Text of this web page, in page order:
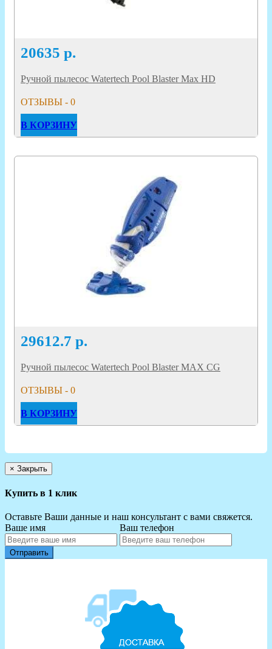
20635 р.
Ручной пылесос Watertech Pool Blaster Max HD
ОТЗЫВЫ - 0
В КОРЗИНУ
29612.7 р.
Ручной пылесос Watertech Pool Blaster MAX CG
ОТЗЫВЫ - 0
В КОРЗИНУ
× Закрыть
Купить в 1 клик
Оставьте Ваши данные и наш консультант с вами свяжется.
Ваше имя
Ваш телефон
Отправить